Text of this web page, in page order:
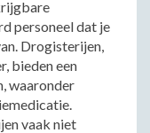
personeel dat je
Drogisterijen,
bieden een
waaronder
vaak niet